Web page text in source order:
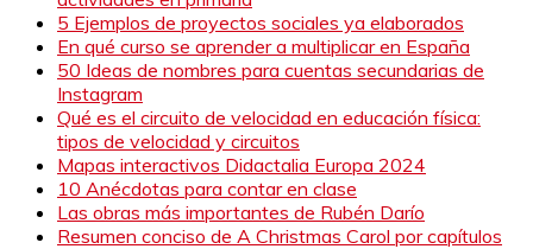
5 Ejemplos de proyectos sociales ya elaborados
En qué curso se aprender a multiplicar en España
50 Ideas de nombres para cuentas secundarias de
Instagram
Qué es el circuito de velocidad en educación física:
tipos de velocidad y circuitos
Mapas interactivos Didactalia Europa 2024
10 Anécdotas para contar en clase
Las obras más importantes de Rubén Darío
Resumen conciso de A Christmas Carol por capítulos